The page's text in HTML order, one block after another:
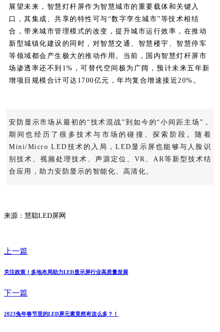
展望未来，智慧灯杆屏作为智慧城市的重要载体和关键入
口，其集成、共享的特性可与“数字孪生城市”等技术相结
合，带来城市管理模式的改变，提升城市运行效率，在推动
新型城镇化建设的同时，对智慧交通、智慧楼宇、智慧停车
等领域都会产生极大的推动作用。当前，国内智慧灯杆屏市
场渗透率还不到1%，可替代空间极为广阔，预计未来五年新
增项目规模合计可达1700亿元，年均复合增速接近20%。
安防显示市场从最初的“技术混战”到如今的“小间距主场”，
期间也经历了很多技术与市场的碰撞、探索阶段。随着
Mini/Micro LED技术的入局，LED显示屏也能够与人脸识
别技术、视频处理技术、声源定位、VR、AR等新型技术结
合应用，助力安防显示的智能化、高清化。
来源：慧聪LED屏网
上一篇
关注政策！多地布局助力LED显示屏行业高质量发展
下一篇
2023兔年春节里的LED屏元素竟然有这么多？！